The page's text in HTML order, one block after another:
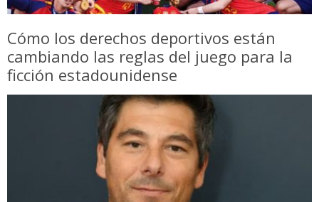
Cómo los derechos deportivos están
cambiando las reglas del juego para la
ficción estadounidense